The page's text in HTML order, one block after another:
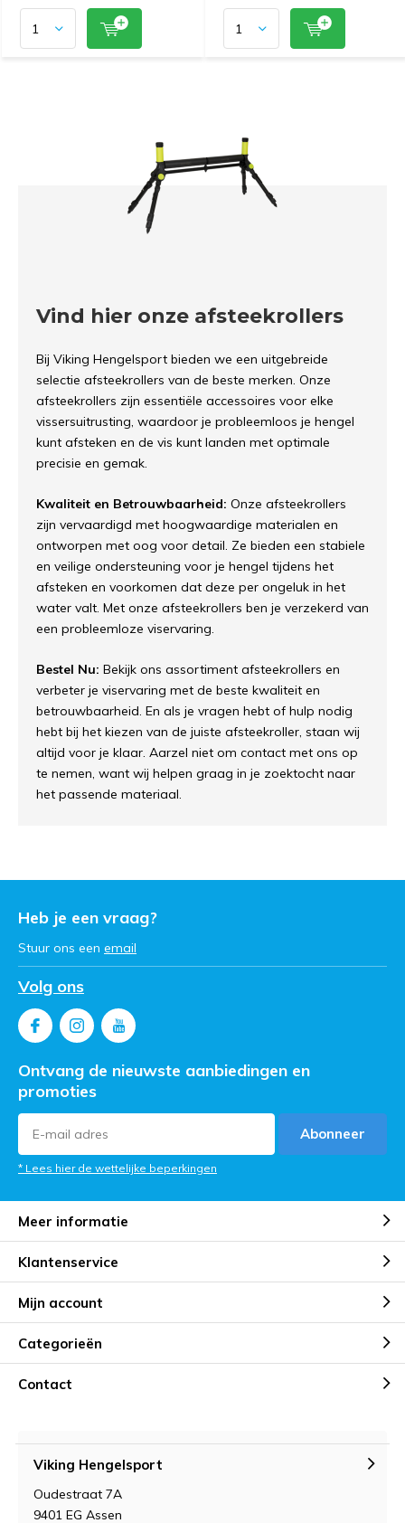
Vind hier onze afsteekrollers
Bij Viking Hengelsport bieden we een uitgebreide
selectie afsteekrollers van de beste merken. Onze
afsteekrollers zijn essentiële accessoires voor elke
vissersuitrusting, waardoor je probleemloos je hengel
kunt afsteken en de vis kunt landen met optimale
precisie en gemak.
Kwaliteit en Betrouwbaarheid: Onze afsteekrollers
zijn vervaardigd met hoogwaardige materialen en
ontworpen met oog voor detail. Ze bieden een stabiele
en veilige ondersteuning voor je hengel tijdens het
afsteken en voorkomen dat deze per ongeluk in het
water valt. Met onze afsteekrollers ben je verzekerd van
een probleemloze viservaring.
Bestel Nu: Bekijk ons assortiment afsteekrollers en
verbeter je viservaring met de beste kwaliteit en
betrouwbaarheid. En als je vragen hebt of hulp nodig
hebt bij het kiezen van de juiste afsteekroller, staan wij
altijd voor je klaar. Aarzel niet om contact met ons op
te nemen, want wij helpen graag in je zoektocht naar
het passende materiaal.
Heb je een vraag?
Stuur ons een email
Volg ons
Ontvang de nieuwste aanbiedingen en
promoties
Abonneer
* Lees hier de wettelijke beperkingen
Meer informatie
Klantenservice
Mijn account
Categorieën
Contact
Viking Hengelsport
Oudestraat 7A
9401 EG Assen